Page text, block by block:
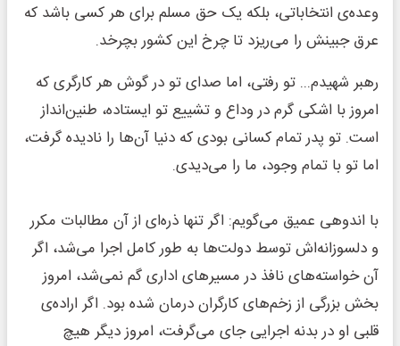
وعده‌ی انتخاباتی، بلکه یک حق مسلم برای هر کسی باشد که
عرق جبینش را می‌ریزد تا چرخ این کشور بچرخد.
رهبر شهیدم... تو رفتی، اما صدای تو در گوش هر کارگری که
امروز با اشکی گرم در وداع و تشییع تو ایستاده، طنین‌انداز
است. تو پدر تمام کسانی بودی که دنیا آن‌ها را نادیده گرفت،
اما تو با تمام وجود، ما را می‌دیدی.
با اندوهی عمیق می‌گویم: اگر تنها ذره‌ای از آن مطالبات مکرر
و دلسوزانه‌اش توسط دولت‌ها به طور کامل اجرا می‌شد، اگر
آن خواسته‌های نافذ در مسیرهای اداری گم نمی‌شد، امروز
بخش بزرگی از زخم‌های کارگران درمان شده بود. اگر اراده‌ی
قلبی او در بدنه اجرایی جای می‌گرفت، امروز دیگر هیچ